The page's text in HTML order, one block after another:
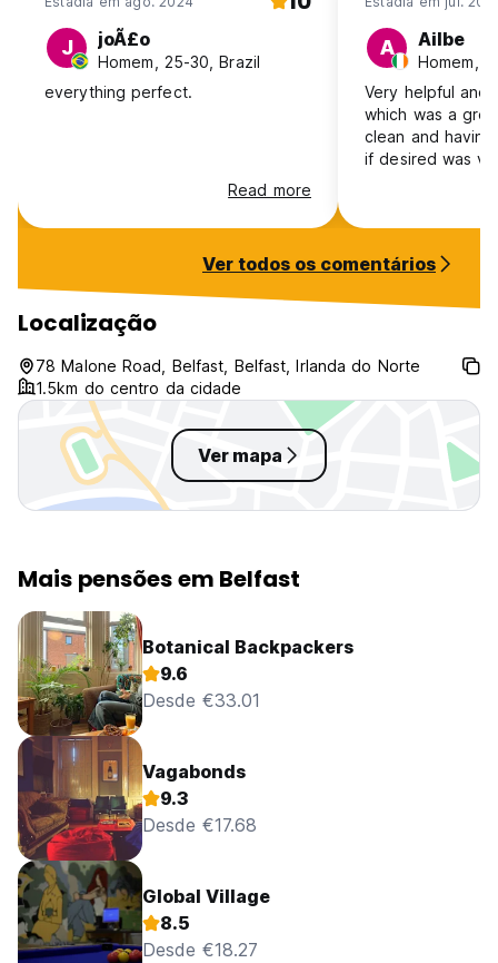
J joÃ£o
Homem, 25-30, Brazil
everything perfect.
Read more
A Ailbe
Homem,
Very helpful and
which was a
clean and
if desired was
would definitely
Ver todos os comentários
Localização
78 Malone Road, Belfast, Belfast, Irlanda do Norte
1.5km do centro da cidade
Ver mapa
Mais pensões em Belfast
Botanical Backpackers
9.6
Desde €33.01
Vagabonds
9.3
Desde €17.68
Global Village
8.5
Desde €18.27